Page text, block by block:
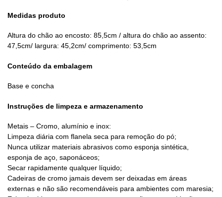
Medidas produto
Altura do chão ao encosto: 85,5cm / altura do chão ao assento:
47,5cm/ largura: 45,2cm/ comprimento: 53,5cm
Conteúdo da embalagem
Base e concha
Instruções de limpeza e armazenamento
Metais – Cromo, alumínio e inox:
Limpeza diária com flanela seca para remoção do pó;
Nunca utilizar materiais abrasivos como esponja sintética,
esponja de aço, saponáceos;
Secar rapidamente qualquer líquido;
Cadeiras de cromo jamais devem ser deixadas em áreas
externas e não são recomendáveis para ambientes com maresia;